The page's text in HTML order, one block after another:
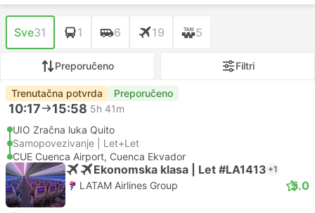
Sve31 1 6 19 5
Preporučeno Filtri
Trenutačna potvrda Preporučeno
10:17 15:58 5h 41m
UIO Zračna luka Quito
Samopovezivanje | Let+Let
CUE Cuenca Airport, Cuenca Ekvador
Ekonomska klasa | Let #LA1413 +1
LATAM Airlines Group 5.0